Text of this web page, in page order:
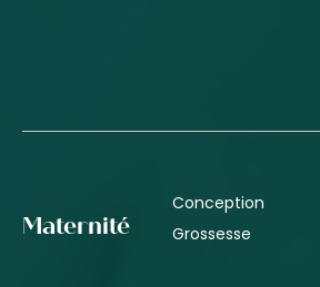
Maternité
Conception
Grossesse